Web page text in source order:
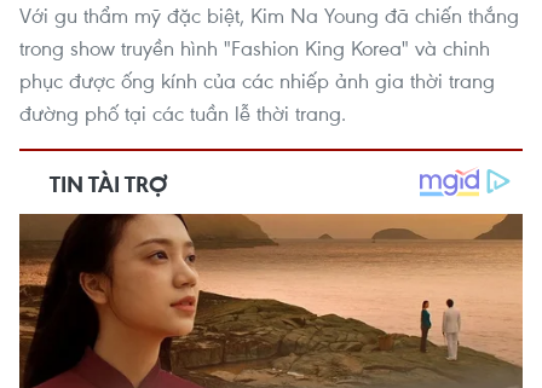
Với gu thẩm mỹ đặc biệt, Kim Na Young đã chiến thắng
trong show truyền hình "Fashion King Korea" và chinh
phục được ống kính của các nhiếp ảnh gia thời trang
đường phố tại các tuần lễ thời trang.